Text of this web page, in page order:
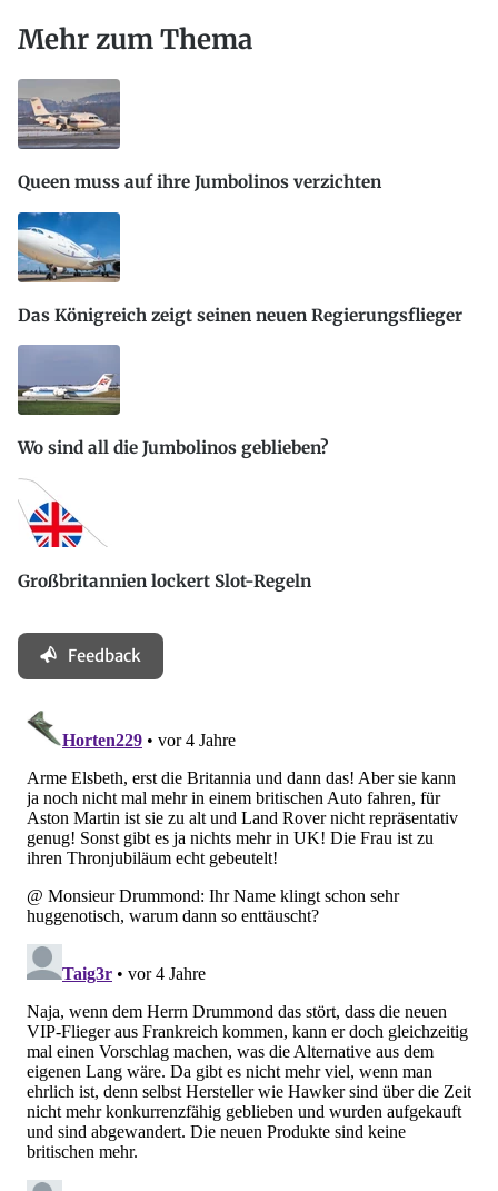
Mehr zum Thema
Queen muss auf ihre Jumbolinos verzichten
Das Königreich zeigt seinen neuen Regierungsflieger
Wo sind all die Jumbolinos geblieben?
Großbritannien lockert Slot-Regeln
Feedback